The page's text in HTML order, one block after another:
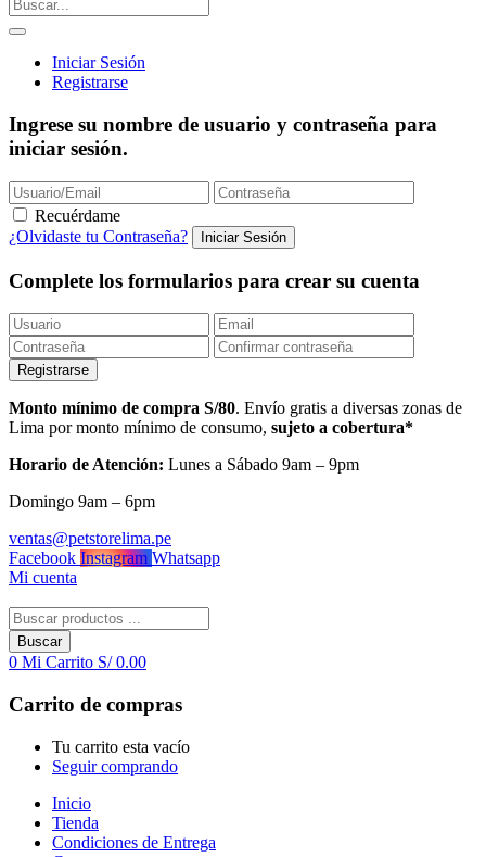
Iniciar Sesión
Registrarse
Ingrese su nombre de usuario y contraseña para
iniciar sesión.
Recuérdame
¿Olvidaste tu Contraseña?
Complete los formularios para crear su cuenta
Monto mínimo de compra S/80. Envío gratis a diversas zonas de
Lima por monto mínimo de consumo, sujeto a cobertura*
Horario de Atención: Lunes a Sábado 9am – 9pm
Domingo 9am – 6pm
ventas@petstorelima.pe
Facebook Instagram Whatsapp
Mi cuenta
Buscar
0 Mi Carrito S/0.00
Carrito de compras
Tu carrito esta vacío
Seguir comprando
Inicio
Tienda
Condiciones de Entrega